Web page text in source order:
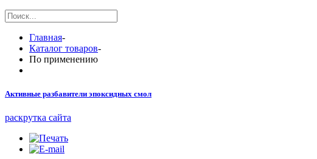
Главная-
Каталог товаров-
По применению
Активные разбавители эпоксидных смол
раскрутка сайта